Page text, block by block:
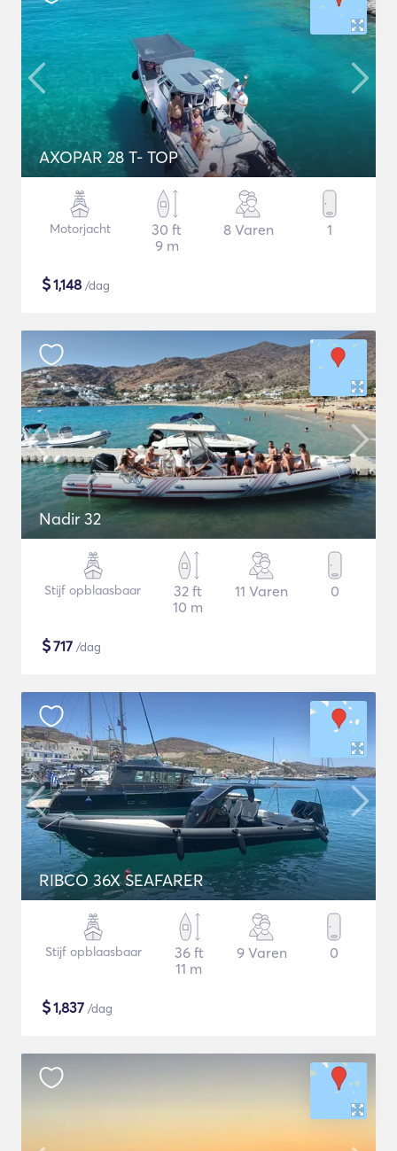
AXOPAR 28 T- TOP
Motorjacht
30 ft
9 m
8 Varen 1
$1,148 /dag
Nadir 32
Stijf opblaasbaar
32 ft
10 m
11 Varen 0
$717 /dag
RIBCO 36X SEAFARER
Stijf opblaasbaar
36 ft
11 m
9 Varen 0
$1,837 /dag